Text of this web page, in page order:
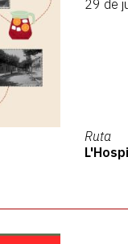
29 de
Ruta